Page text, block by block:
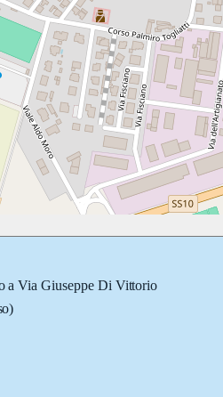
aVia Giuseppe Di Vittorio